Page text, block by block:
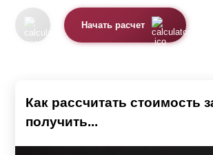
Начать расчет
Как рассчитать стоимость
получить...